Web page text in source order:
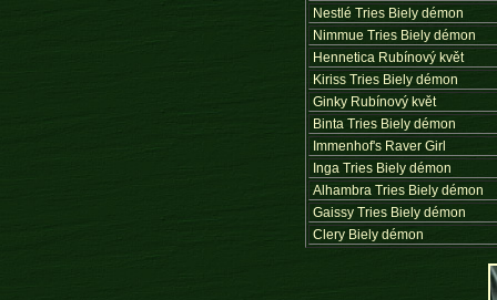
Nestlé Tries Biely démon
Nimmue Tries Biely démon
Hennetica Rubínový květ
Kiriss Tries Biely démon
Ginky Rubínový květ
Binta Tries Biely démon
Immenhof's Raver Girl
Inga Tries Biely démon
Alhambra Tries Biely démon
Gaissy Tries Biely démon
Clery Biely démon